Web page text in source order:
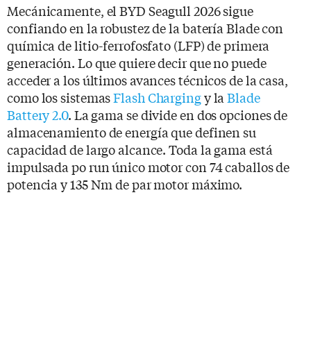
Mecánicamente, el BYD Seagull 2026 sigue
confiando en la robustez de la batería Blade con
química de litio-ferrofosfato (LFP) de primera
generación. Lo que quiere decir que no puede
acceder a los últimos avances técnicos de la casa,
como los sistemasFlash Chargingy laBlade
Battery 2.0. La gama se divide en dos opciones de
almacenamiento de energía que definen su
capacidad de largo alcance. Toda la gama está
impulsada po run único motor con 74 caballos de
potencia y 135 Nm de par motor máximo.